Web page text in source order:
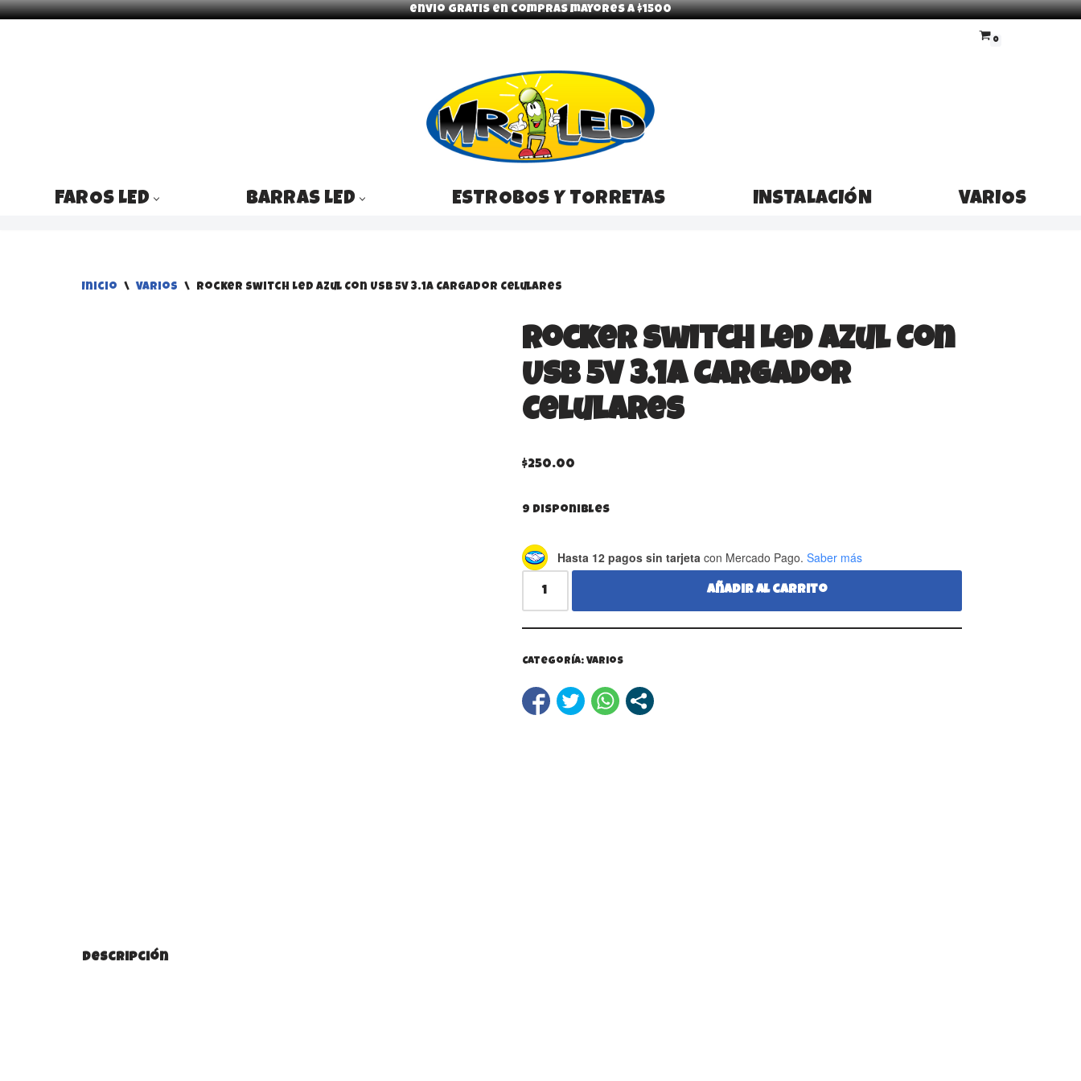
envio gratis en compras mayores a $1500
0
FAROS LED BARRAS LED ESTROBOS Y TORRETAS INSTALACIÓN VARIOS
Inicio \ Varios \ Rocker Switch Led Azul Con Usb 5v 3.1A Cargador Celulares
Rocker Switch Led Azul Con
Usb 5v 3.1A Cargador
Celulares
$250.00
9 disponibles
Hasta 12 pagos sin tarjeta con Mercado Pago. Saber más
Añadir al carrito
Categoría:Varios
Descripción